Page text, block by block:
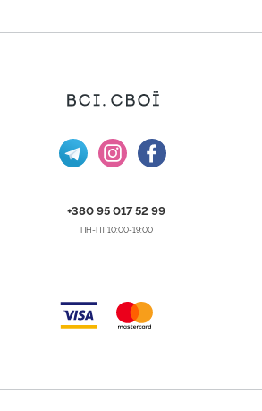
+380 95 017 52 99
ПН-ПТ 10:00-19:00